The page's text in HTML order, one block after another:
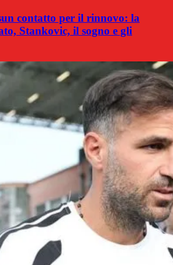
contatto per il rinnovo: la
Stankovic, il sogno e gli